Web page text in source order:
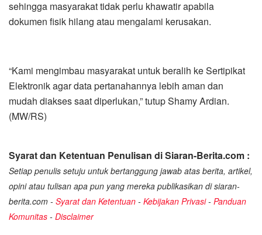
sehingga masyarakat tidak perlu khawatir apabila
dokumen fisik hilang atau mengalami kerusakan.
“Kami mengimbau masyarakat untuk beralih ke Sertipikat
Elektronik agar data pertanahannya lebih aman dan
mudah diakses saat diperlukan,” tutup Shamy Ardian.
(MW/RS)
Syarat dan Ketentuan Penulisan di Siaran-Berita.com :
Setiap penulis setuju untuk bertanggung jawab atas berita, artikel,
opini atau tulisan apa pun yang mereka publikasikan di siaran-
berita.com - Syarat dan Ketentuan - Kebijakan Privasi- Panduan
Komunitas - Disclaimer